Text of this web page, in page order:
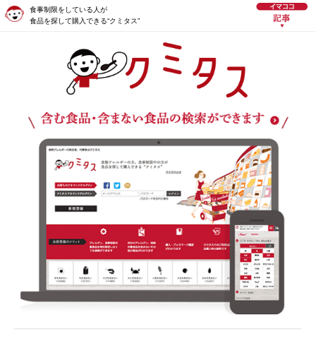
食事制限をしている人が
食品を探して購入できる“クミタス”